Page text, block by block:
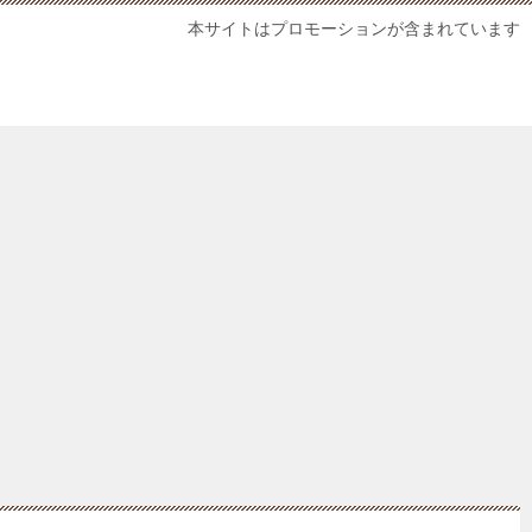
本サイトはプロモーションが含まれています